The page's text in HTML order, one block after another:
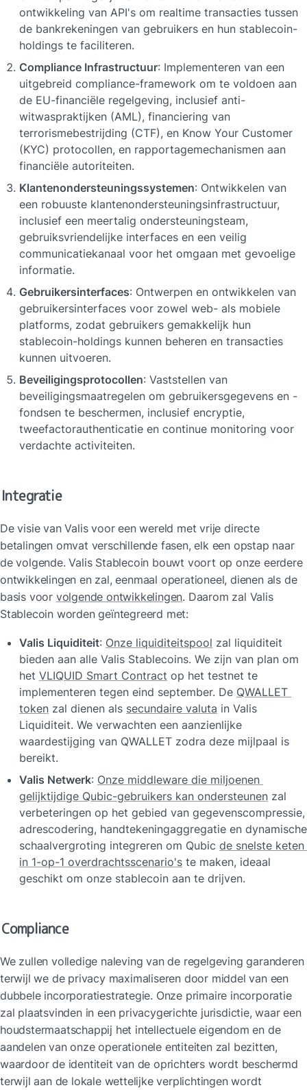
ontwikkeling van API's om realtime transacties tussen
de bankrekeningen van gebruikers en hun stablecoin-
holdings te faciliteren.
Compliance Infrastructuur: Implementeren van een
uitgebreid compliance-framework om te voldoen aan
de EU-financiële regelgeving, inclusief anti-
witwaspraktijken (AML), financiering van
terrorismebestrijding (CTF), en Know Your Customer
(KYC) protocollen, en rapportagemechanismen aan
financiële autoriteiten.
Klantenondersteuningssystemen: Ontwikkelen van
een robuuste klantenondersteuningsinfrastructuur,
inclusief een meertalig ondersteuningsteam,
gebruiksvriendelijke interfaces en een veilig
communicatiekanaal voor het omgaan met gevoelige
informatie.
Gebruikersinterfaces: Ontwerpen en ontwikkelen van
gebruikersinterfaces voor zowel web- als mobiele
platforms, zodat gebruikers gemakkelijk hun
stablecoin-holdings kunnen beheren en transacties
kunnen uitvoeren.
Beveiligingsprotocollen: Vaststellen van
beveiligingsmaatregelen om gebruikersgegevens en -
fondsen te beschermen, inclusief encryptie,
tweefactorauthenticatie en continue monitoring voor
verdachte activiteiten.
Integratie
De visie van Valis voor een wereld met vrije directe
betalingen omvat verschillende fasen, elk een opstap naar
de volgende. Valis Stablecoin bouwt voort op onze eerdere
ontwikkelingen en zal, eenmaal operationeel, dienen als de
basis voor volgende ontwikkelingen. Daarom zal Valis
Stablecoin worden geïntegreerd met:
Valis Liquiditeit: Onze liquiditeitspool zal liquiditeit
bieden aan alle Valis Stablecoins. We zijn van plan om
het VLIQUID Smart Contract op het testnet te
implementeren tegen eind september. De QWALLET
token zal dienen als secundaire valuta in Valis
Liquiditeit. We verwachten een aanzienlijke
waardestijging van QWALLET zodra deze mijlpaal is
bereikt.
Valis Netwerk: Onze middleware die miljoenen
gelijktijdige Qubic-gebruikers kan ondersteunen zal
verbeteringen op het gebied van gegevenscompressie,
adrescodering, handtekeningaggregatie en dynamische
schaalvergroting integreren om Qubic de snelste keten
in 1-op-1 overdrachtsscenario's te maken, ideaal
geschikt om onze stablecoin aan te drijven.
Compliance
We zullen volledige naleving van de regelgeving garanderen
terwijl we de privacy maximaliseren door middel van een
dubbele incorporatiestrategie. Onze primaire incorporatie
zal plaatsvinden in een privacygerichte jurisdictie, waar een
houdstermaatschappij het intellectuele eigendom en de
aandelen van onze operationele entiteiten zal bezitten,
waardoor de identiteit van de oprichters wordt beschermd
terwijl aan de lokale wettelijke verplichtingen wordt